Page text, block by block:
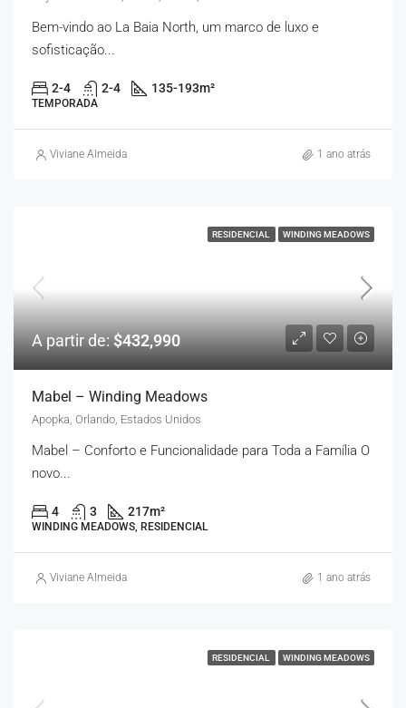
Bem-vindo ao La Baia North, um marco de luxo e
sofisticação...
2-4 2-4 135-193m²
TEMPORADA
Viviane Almeida 1 ano atrás
RESIDENCIAL WINDING MEADOWS
A partir de:$432,990
Mabel – Winding Meadows
Apopka, Orlando, Estados Unidos
Mabel – Conforto e Funcionalidade para Toda a Família O
novo...
4 3 217m²
WINDING MEADOWS, RESIDENCIAL
Viviane Almeida 1 ano atrás
RESIDENCIAL WINDING MEADOWS